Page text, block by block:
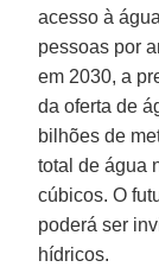
acesso à
pessoas por
em 2030, a
da oferta de
bilhões de
total de água
cúbicos. O
poderá ser
hídricos.